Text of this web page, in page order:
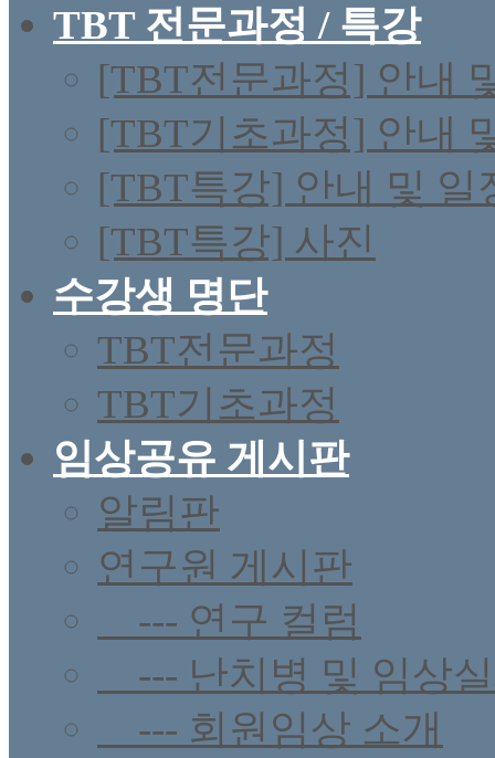
TBT 전문과정 / 특강
[TBT전문과정] 안내
[TBT기초과정] 안내
[TBT특강] 안내 및 일
[TBT특강] 사진
수강생 명단
TBT전문과정
TBT기초과정
임상공유 게시판
알림판
연구원 게시판
--- 연구 컬럼
--- 난치병 및 임상
--- 회원임상 소개